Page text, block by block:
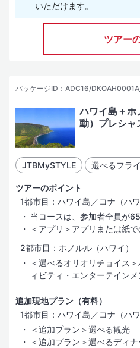
いただけます。
ツアー
パッケージID：ADC16/
ハワイ島＋ホ
動）プレシャ
JTBMySTYLE 選べるフラ
ツアーのポイント
1都市目：ハワイ島／コナ（ハワ
当コースは、参加者全員が
＜アプリ＞アプリまたは紙
2都市目：ホノルル（ハワイ）
＜選べるオリオリチョイス
ィビティ・エンターテイン
追加現地プラン（有料）
1都市目：ハワイ島／コナ（ハワ
＜追加プラン＞選べる観光
＜追加プラン＞選べるディナ